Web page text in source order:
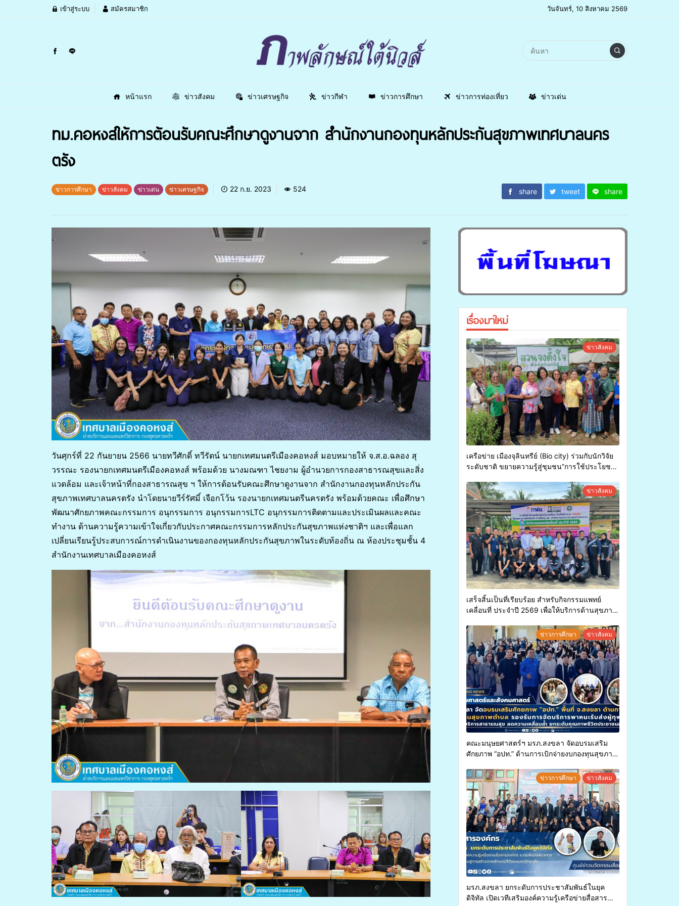
เข้าสู่ระบบ สมัครสมาชิก วันจันทร์, 10 สิงหาคม 2569
หน้าแรก ข่าวสังคม ข่าวเศรษฐกิจ ข่าวกีฬา ข่าวการศึกษา ข่าวการท่องเที่ยว ข่าวเด่น
ทม.คอหงส์ให้การต้อนรับคณะศึกษาดูงานจาก สำนักงานกองทุนหลักประกันสุขภาพเทศบาลนคร
ตรัง
ข่าวการศึกษา ข่าวสังคม ข่าวเด่น ข่าวเศรษฐกิจ 22 ก.ย. 2023 524 share tweet share
วันศุกร์ที่ 22 กันยายน 2566 นายทวีศักดิ์ ทวีรัตน์ นายกเทศมนตรีเมืองคอหงส์ มอบหมายให้ จ.ส.อ.ฉลอง สุ
วรรณะ รองนายกเทศมนตรีเมืองคอหงส์ พร้อมด้วย นางมณฑา ไชยงาม ผู้อำนวยการกองสาธารณสุขและสิ่ง
แวดล้อม และเจ้าหน้าที่กองสาธารณสุข ฯ ให้การต้อนรับคณะศึกษาดูงานจาก สำนักงานกองทุนหลักประกัน
สุขภาพเทศบาลนครตรัง นำโดยนายวีร์รัศมิ์ เจือกโว้น รองนายกเทศมนตรีนครตรัง พร้อมด้วยคณะ เพื่อศึกษา
พัฒนาศักยภาพคณะกรรมการ อนุกรรมการ อนุกรรมการLTC อนุกรรมการติดตามและประเมินผลและคณะ
ทำงาน ด้านความรู้ความเข้าใจเกี่ยวกับประกาศคณะกรรมการหลักประกันสุขภาพแห่งชาติฯ และเพื่อแลก
เปลี่ยนเรียนรู้ประสบการณ์การดำเนินงานของกองทุนหลักประกันสุขภาพในระดับท้องถิ่น ณ ห้องประชุมชั้น 4
สำนักงานเทศบาลเมืองคอหงส์
เรื่องมาใหม่
ข่าวสังคม
เครือข่าย เมืองจุลินทรีย์ (Bio city) ร่วมกับนักวิจัย
ระดับชาติ ขยายความรู้สู่ชุมชน”การใช้ประโยชน์
ค่า-พืชเศรษฐกิจ”
ข่าวสังคม
เสร็จสิ้นเป็นที่เรียบร้อย สำหรับกิจกรรมแพทย์
เคลื่อนที่ ประจำปี 2569 เพื่อให้บริการด้านสุขภาพ
ข่าวการศึกษา ข่าวสังคม
คณะมนุษยศาสตร์ฯ มรภ.สงขลา จัดอบรมเสริม
ศักยภาพ “อปท.” ด้านการเบิกจ่ายงบกองทุนสุขภาพ
ทุพพลภาพเพื่อเข้ารับบริการสาธารณสุข ลดความ
เหลื่อมล้ำ ยกระดับคุณภาพชีวิตประชาชนอย่าง
ยั่งยืน
ข่าวการศึกษา ข่าวสังคม
มรภ.สงขลา ยกระดับการประชาสัมพันธ์ในยุค
ดิจิทัล เปิดเวทีเสริมองค์ความรู้เครือข่ายสื่อสาร